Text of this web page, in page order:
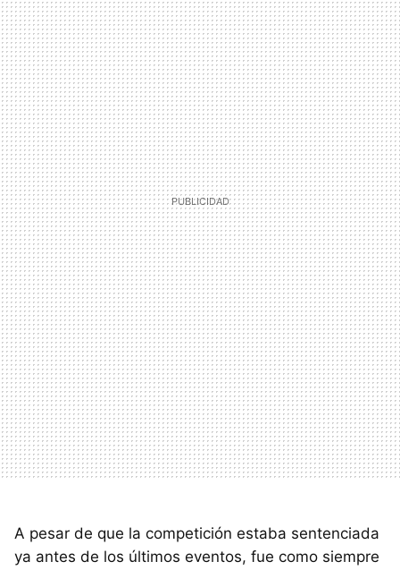
A pesar de que la competición estaba sentenciada
ya antes de los últimos eventos, fue como siempre